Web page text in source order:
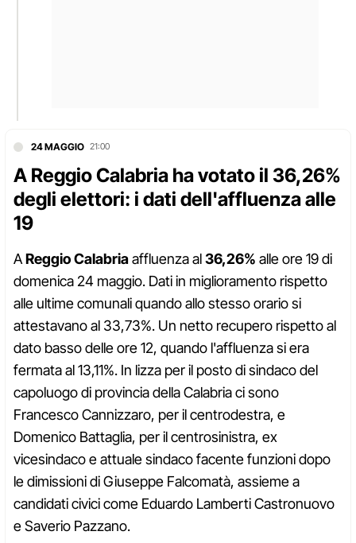
24 MAGGIO 21:00
A Reggio Calabria ha votato il 36,26%
degli elettori: i dati dell'affluenza alle
19
AReggio Calabriaaffluenza al36,26% alle ore 19 di
domenica 24 maggio. Dati in miglioramento rispetto
alle ultime comunali quando allo stesso orario si
attestavano al 33,73%. Un netto recupero rispetto al
dato basso delle ore 12, quando l'affluenza si era
fermata al 13,11%. In lizza per il posto di sindaco del
capoluogo di provincia della Calabria ci sono
Francesco Cannizzaro, per il centrodestra, e
Domenico Battaglia, per il centrosinistra, ex
vicesindaco e attuale sindaco facente funzioni dopo
le dimissioni di Giuseppe Falcomatà, assieme a
candidati civici come Eduardo Lamberti Castronuovo
e Saverio Pazzano.